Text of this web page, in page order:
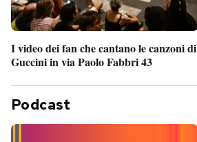
I video dei fan che cantano le canzoni di
Guccini in via Paolo Fabbri 43
Podcast